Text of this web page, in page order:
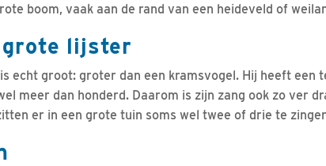
boom, vaak aan de rand van een heideveld of
grote lijster
echt groot: groter dan een kramsvogel. Hij heeft een
meer dan honderd. Daarom is zijn zang ook zo ver
er in een grote tuin soms wel twee of drie te